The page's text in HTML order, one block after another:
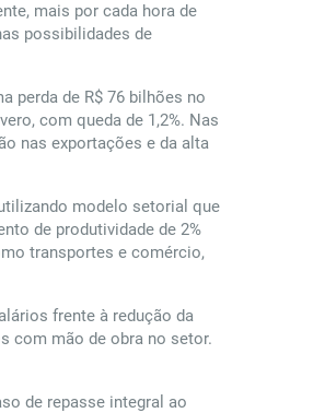
mais por cada hora de
possibilidades de
perda de R$ 76 bilhões no
com queda de 1,2%. Nas
nas exportações e da alta
modelo setorial que
de produtividade de 2%
transportes e comércio,
frente à redução da
com mão de obra no setor.
de repasse integral ao